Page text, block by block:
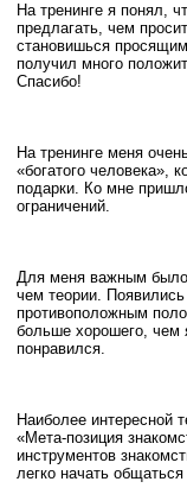
На тренинге я понял,
предлагать, чем
становишься
получил много
Спасибо!
На тренинге меня
«богатого человека»,
подарки. Ко мне
ограничений.
Для меня важным было
чем теории.
противоположным
больше хорошего, чем
понравился.
Наиболее интересной
«Мета-позиция
инструментов
легко начать